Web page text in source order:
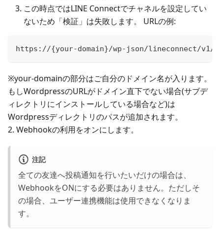
この時点ではLINE Connectでチャネルを設定してい
ないため「検証」は失敗します。 URLの例:
https://{your-domain}/wp-json/lineconnect/v1/
※your-domainの部分はご自分のドメイン名が入ります。
もしWordpressのURLがドメイン直下でない場合(サブデ
ィレクトリにインストールしている場合など)は
Wordpressディレクトリのパスが追加されます。
2. Webhookの利用をオンにします。
注記
全ての友達へ投稿通知を行いたいだけの場合は、
WebhookをONにする必要はありません。ただしそ
の場合、ユーザー連携機能は使用できなくなりま
す。